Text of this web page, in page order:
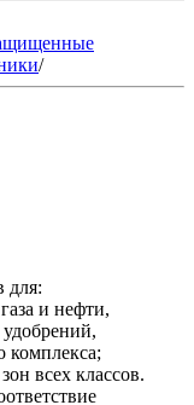
/
для:
и нефти,
комплекса;
всех классов.